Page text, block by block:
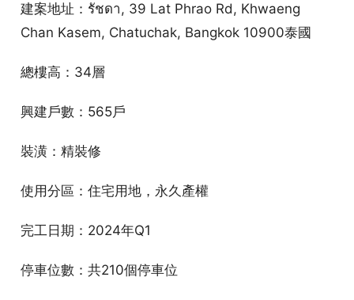
建案地址：รัชดา, 39 Lat Phrao Rd, Khwaeng
Chan Kasem, Chatuchak, Bangkok 10900泰國
總樓高：34層
興建戶數：565戶
裝潢：精裝修
使用分區：住宅用地，永久產權
完工日期：2024年Q1
停車位數：共210個停車位